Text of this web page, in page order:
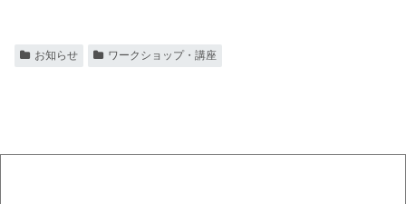
お知らせ ワークショップ・講座